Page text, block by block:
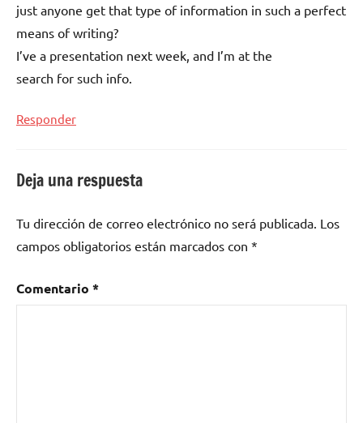
just anyone get that type of information in such a perfect
means of writing?
I’ve a presentation next week, and I’m at the
search for such info.
Responder
Deja una respuesta
Tu dirección de correo electrónico no será publicada. Los
campos obligatorios están marcados con *
Comentario *